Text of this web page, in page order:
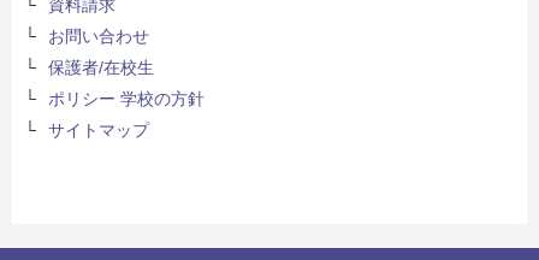
資料請求
お問い合わせ
保護者/在校生
ポリシー 学校の方針
サイトマップ